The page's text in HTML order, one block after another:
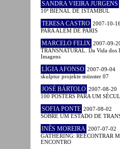
SANDRA VIEIRA JURGENS
10ª BIENAL DE ISTAMBUL
TERESA CASTRO 2007-10-
PARA ALÉM DE PARIS
MARCELO FELIX 2007-09-
TRANSNATURAL. Da Vida dos
Imagens
LÍGIA AFONSO 2007-09-04
skulptur projekte münster 07
JOSÉ BÁRTOLO 2007-08-20
100 POSTERS PARA UM
SOFIA PONTE 2007-08-02
SOBRE UM ESTADO DE
INÊS MOREIRA 2007-07-02
GATHERING: REECONTRAR
ENCONTRO